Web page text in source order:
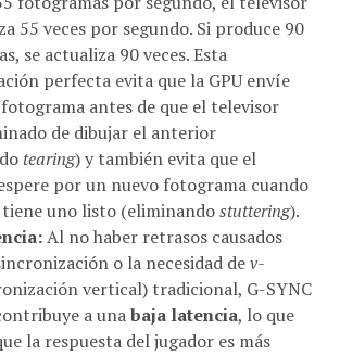
se actualiza 90 veces. Esta
perfecta evita que la GPU envíe
antes de que el televisor
de dibujar el anterior
tearing ) y también evita que el
por un nuevo fotograma cuando
tiene uno listo (eliminandostuttering).
Al no haber retrasos causados
o la necesidad dev-
vertical) tradicional, G-SYNC
a unabaja latencia, lo que
la respuesta del jugador es más
en pantalla.